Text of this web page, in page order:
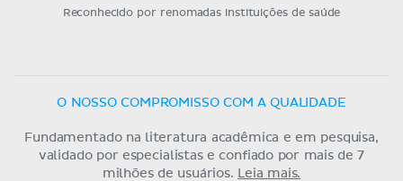
Reconhecido por renomadas instituições de saúde
O NOSSO COMPROMISSO COM A QUALIDADE
Fundamentado na literatura acadêmica e em pesquisa,
validado por especialistas e confiado por mais de 7
milhões de usuários.
Leia mais.